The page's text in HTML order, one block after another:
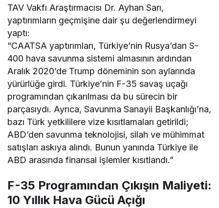
TAV Vakfı Araştırmacısı Dr. Ayhan Sarı,
yaptırımların geçmişine dair şu değerlendirmeyi
yaptı:
“CAATSA yaptırımları, Türkiye’nin Rusya’dan S-
400 hava savunma sistemi almasının ardından
Aralık 2020’de Trump döneminin son aylarında
yürürlüğe girdi. Türkiye’nin F-35 savaş uçağı
programından çıkarılması da bu sürecin bir
parçasıydı. Ayrıca, Savunma Sanayii Başkanlığı’na,
bazı Türk yetkililere vize kısıtlamaları getirildi;
ABD’den savunma teknolojisi, silah ve mühimmat
satışları askıya alındı. Bunun yanında Türkiye ile
ABD arasında finansal işlemler kısıtlandı.”
F-35 Programından Çıkışın Maliyeti:
10 Yıllık Hava Gücü Açığı